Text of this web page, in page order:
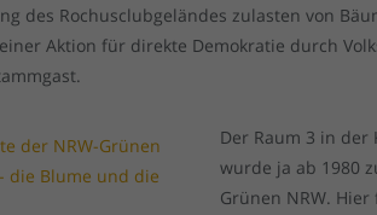
des Rochusclubgeländes zulasten von
Aktion für direkte Demokratie durch
Der Raum 3 in der
wurde ja ab 1980
Grünen NRW.